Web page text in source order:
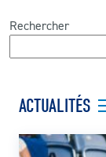
Rechercher
ACTUALITÉS